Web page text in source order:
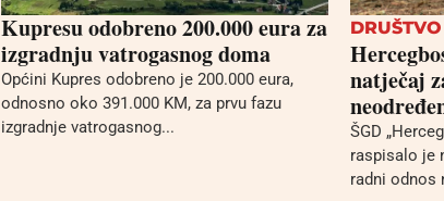
Kupresu odobreno 200.000 eura za
izgradnju vatrogasnog doma
Općini Kupres odobreno je 200.000 eura,
odnosno oko 391.000 KM, za prvu fazu
izgradnje vatrogasnog...
DRUŠTVO
natječaj
ŠGD
raspisalo je
radni odnos